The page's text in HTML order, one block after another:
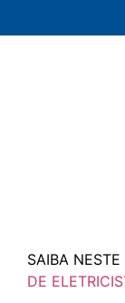
SAIBA
DE